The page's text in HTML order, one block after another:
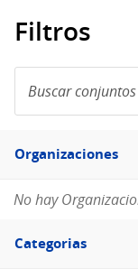
Filtros
conjuntos
de
Filtro
Organizaciones
No hay
Filtro
Categorias
Categorias